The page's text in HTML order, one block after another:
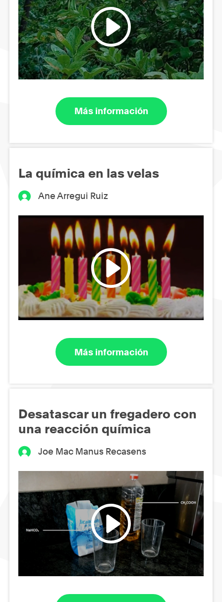
Más información
La química en las velas
Ane Arregui Ruiz
Más información
Desatascar un fregadero con
una reacción química
Joe Mac Manus Recasens